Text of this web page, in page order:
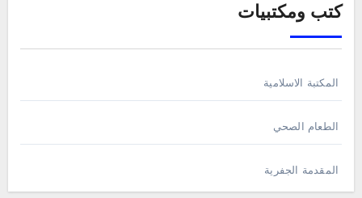
كتب ومكتبيات
المكتبة الاسلامية
الطعام الصحي
المقدمة الجفرية